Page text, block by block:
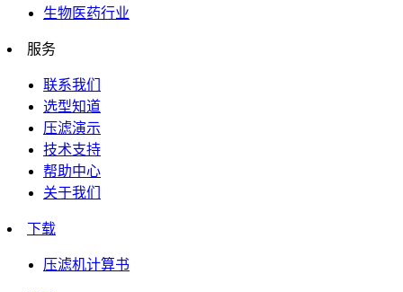
生物医药行业
服务
联系我们
选型知道
压滤演示
技术支持
帮助中心
关于我们
下载
压滤机计算书